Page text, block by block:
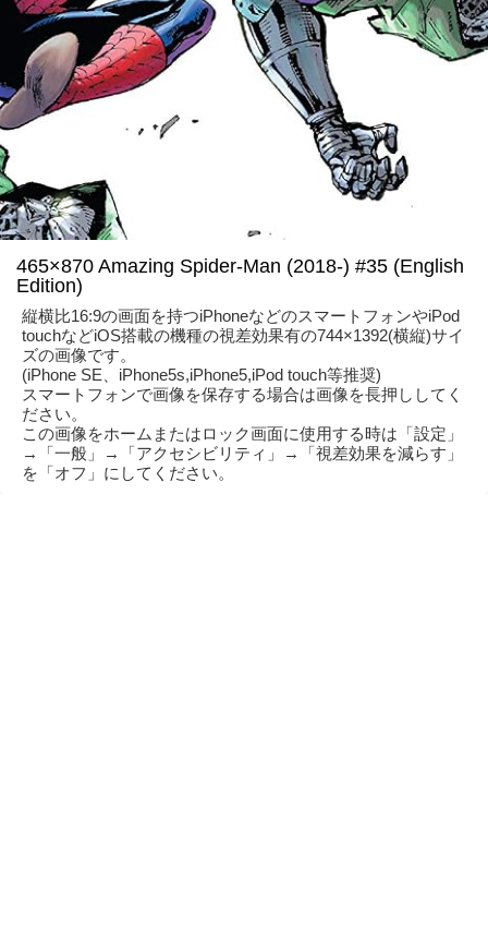
465×870 Amazing Spider-Man (2018-) #35 (English
Edition)
縦横比16:9の画面を持つiPhoneなどのスマートフォンやiPod
touchなどiOS搭載の機種の視差効果有の744×1392(横縦)サイ
ズの画像です。
(iPhone SE、iPhone5s,iPhone5,iPod touch等推奨)
スマートフォンで画像を保存する場合は画像を長押ししてく
ださい。
この画像をホームまたはロック画面に使用する時は「設定」
→「一般」→「アクセシビリティ」→「視差効果を減らす」
を「オフ」にしてください。